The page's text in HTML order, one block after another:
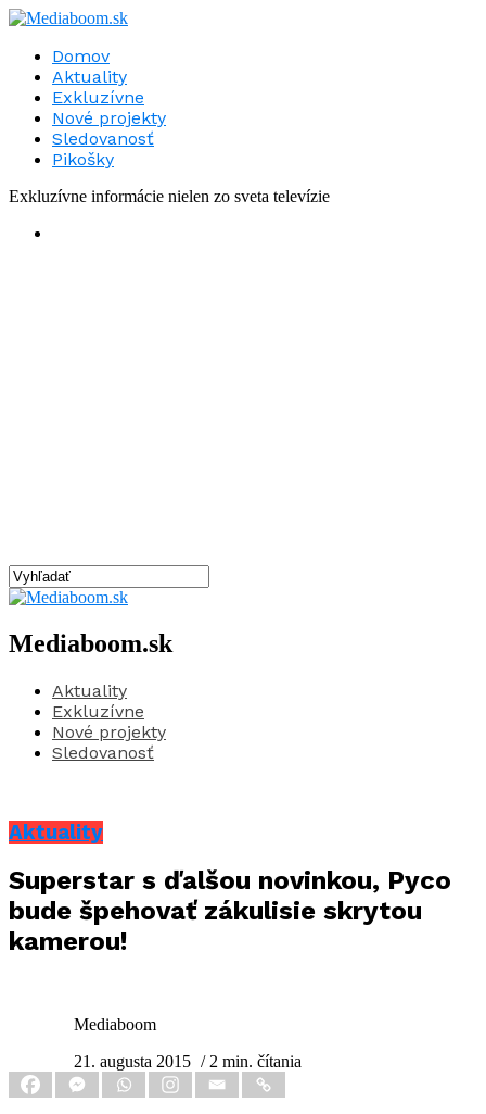
Domov
Aktuality
Exkluzívne
Nové projekty
Sledovanosť
Pikošky
Exkluzívne informácie nielen zo sveta televízie
Mediaboom.sk
Aktuality
Exkluzívne
Nové projekty
Sledovanosť
Aktuality
Superstar s ďalšou novinkou, Pyco
bude špehovať zákulisie skrytou
kamerou!
Mediaboom
21. augusta 2015 / 2 min. čítania